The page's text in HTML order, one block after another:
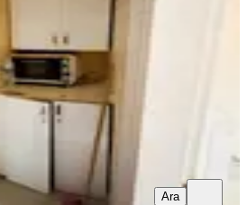
zeki akhan
Ara